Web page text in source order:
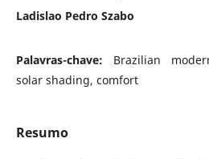
Ladislao Pedro Szabo
Palavras-chave: Brazilian
solar shading, comfort
Resumo